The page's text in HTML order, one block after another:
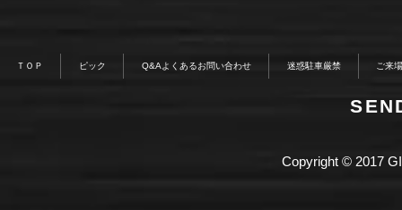
ＴＯＰ ピック Q&Aよくあるお問い合わせ 迷惑駐車厳禁 ご来
Copyright © 2017